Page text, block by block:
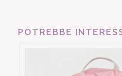
POTREBBE